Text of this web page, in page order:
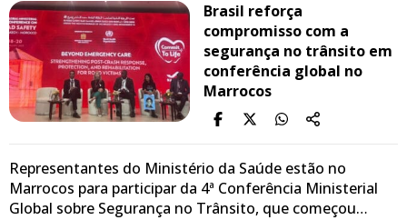
Brasil reforça
compromisso com a
segurança no trânsito em
conferência global no
Marrocos
Representantes do Ministério da Saúde estão no
Marrocos para participar da 4ª Conferência Ministerial
Global sobre Segurança no Trânsito, que começou…